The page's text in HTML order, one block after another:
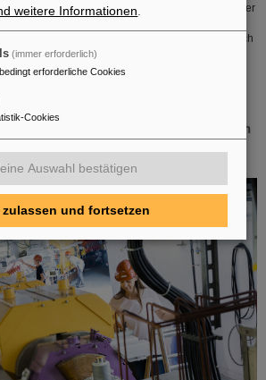
Taktgeber erzeugt, der eine Genauigkeit von einer
ermöglicht – das ist rund tausendmal
auf Cäsium-Basis. Das Team, zu dem auch
Instituts Jena, ....
Wissenschaftskooperation: CNAO in
von über 385.000 Euro für
mit GSI in Darmstadt
weitere Informationen
(immer erforderlich)
erforderliche Cookies
Cookies
Auswahl bestätigen
zulassen und fortsetzen